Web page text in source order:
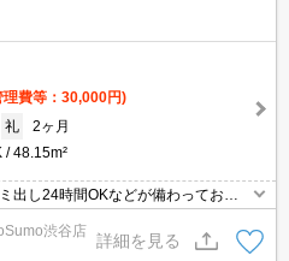
理費等：30,000円)
礼
2ヶ月
48.15m²
出し24時間OKなどが備わっており
備は洗面化粧台・浴室乾燥機・食器
ても充実しています。収納はクロゼ
ので、衣類や履き物の整理がしやす
渋谷店
詳細を見る